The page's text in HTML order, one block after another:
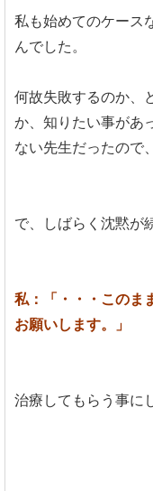
私も始めてのケース
んでした。
何故失敗するのか、
か、知りたい事があ
ない先生だったので
で、しばらく沈黙が
私：「・・・このま
お願いします。」
治療してもらう事に